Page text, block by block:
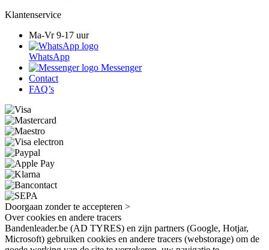
Klantenservice
Ma-Vr 9-17 uur
WhatsApp
Messenger
Contact
FAQ’s
Doorgaan zonder te accepteren >
Over cookies en andere tracers
Bandenleader.be (AD TYRES) en zijn partners (Google, Hotjar,
Microsoft) gebruiken cookies en andere tracers (webstorage) om de